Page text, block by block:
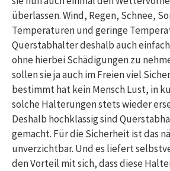
überlassen. Wind, Regen, Schnee,
Temperaturen und geringe
Querstabhalter deshalb auch
ohne hierbei Schädigungen zu
sollen sie ja auch im Freien viel
bestimmt hat kein Mensch Lust, in
solche Halterungen stets wieder
Deshalb hochklassig sind
gemacht. Für die Sicherheit ist das
unverzichtbar. Und es liefert
den Vorteil mit sich, dass diese